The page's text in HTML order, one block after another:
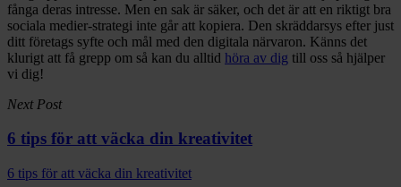
fånga deras intresse. Men en sak är säker, och det är att en riktigt bra
sociala medier-strategi inte går att kopiera. Den skräddarsys efter just
ditt företags syfte och mål med den digitala närvaron. Känns det
klurigt att få grepp om så kan du alltid höra av dig till oss så hjälper
vi dig!
Next Post
6 tips för att väcka din kreativitet
6 tips för att väcka din kreativitet